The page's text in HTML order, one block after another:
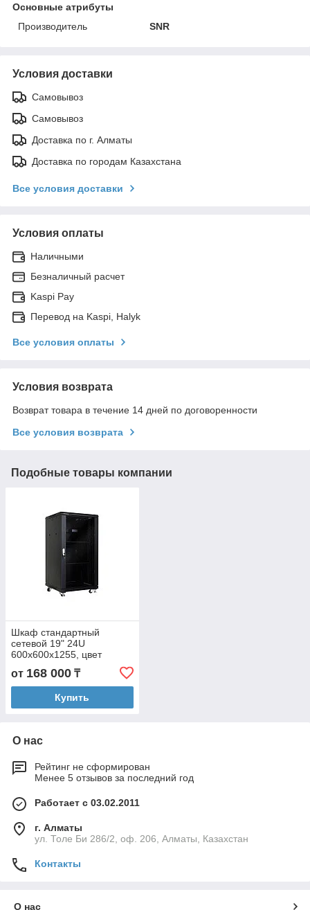
Основные атрибуты
Производитель
SNR
Условия доставки
Самовывоз
Самовывоз
Доставка по г. Алматы
Доставка по городам Казахстана
Все условия доставки
Условия оплаты
Наличными
Безналичный расчет
Kaspi Pay
Перевод на Kaspi, Halyk
Все условия оплаты
Условия возврата
Возврат товара в течение 14 дней по договоренности
Все условия возврата
Подобные товары компании
Шкаф стандартный
сетевой 19" 24U
600х600х1255, цвет
черный, дверь стекло
от 168 000 ₸
Купить
О нас
Рейтинг не сформирован
Менее 5 отзывов за последний год
Работает с 03.02.2011
г. Алматы
ул. Толе Би 286/2, оф. 206, Алматы, Казахстан
Контакты
О нас